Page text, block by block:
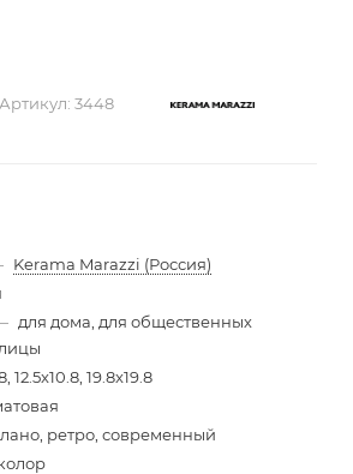
Артикул: 3448
Kerama Marazzi (Россия)
для дома, для общественных
12.5x10.8, 19.8x19.8
ретро, современный